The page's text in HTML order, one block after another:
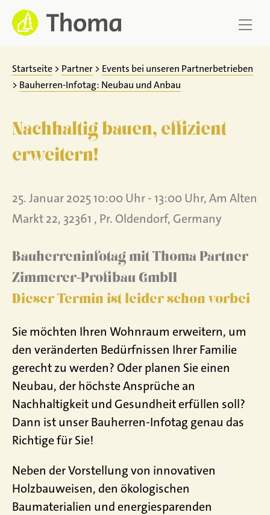
Zum
Inhalt
springen
Startseite > Partner > Events bei unseren Partnerbetrieben
> Bauherren-Infotag: Neubau und Anbau
Nachhaltig bauen, effizient
erweitern!
25. Januar 2025 10:00 Uhr - 13:00 Uhr, Am Alten
Markt 22, 32361 , Pr. Oldendorf, Germany
Bauherreninfotag mit Thoma Partner
Zimmerer-Profibau GmbH
Dieser Termin ist leider schon vorbei
Sie möchten Ihren Wohnraum erweitern, um
den veränderten Bedürfnissen Ihrer Familie
gerecht zu werden? Oder planen Sie einen
Neubau, der höchste Ansprüche an
Nachhaltigkeit und Gesundheit erfüllen soll?
Dann ist unser Bauherren-Infotag genau das
Richtige für Sie!
Neben der Vorstellung von innovativen
Holzbauweisen, den ökologischen
Baumaterialien und energiesparenden